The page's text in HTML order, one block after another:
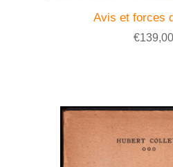
Avis et forces
€139,00